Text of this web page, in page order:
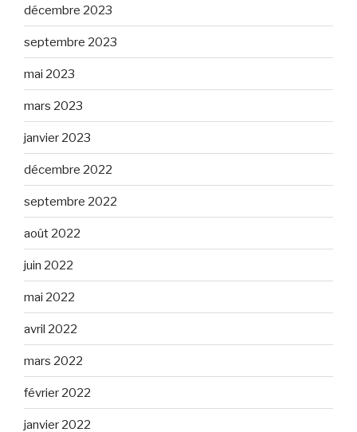
décembre 2023
septembre 2023
mai 2023
mars 2023
janvier 2023
décembre 2022
septembre 2022
août 2022
juin 2022
mai 2022
avril 2022
mars 2022
février 2022
janvier 2022